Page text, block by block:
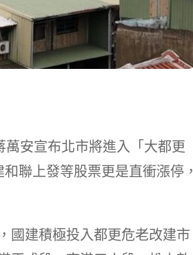
安宣布北市將進入「大都更
聯上發等股票更是直衝漲停，
國建積極投入都更危老改建市